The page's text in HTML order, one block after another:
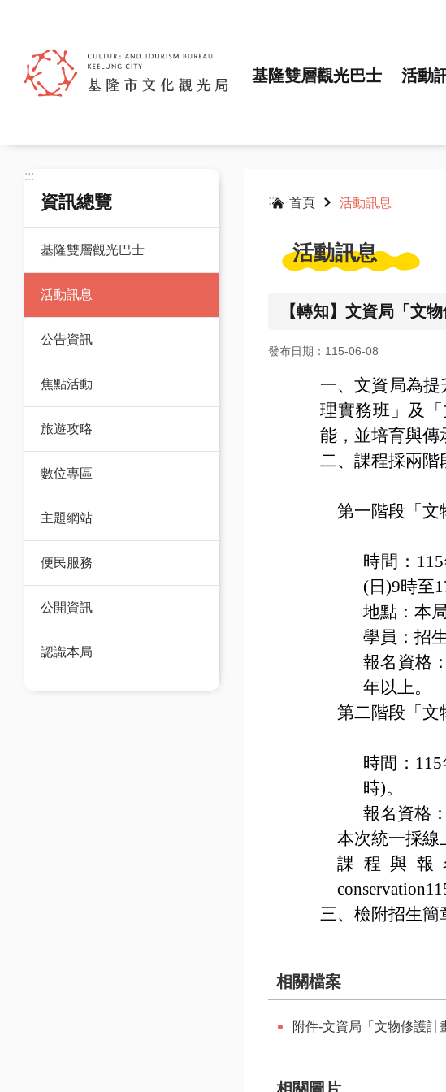
基隆雙層觀光巴士 活動
:::
資訊總覽
基隆雙層觀光巴士
活動訊息
公告資訊
焦點活動
旅遊攻略
數位專區
主題網站
便民服務
公開資訊
認識本局
::: 首頁 活動訊息
活動訊息
【轉知】文資局「文
發布日期：115-06-08
一、文資局為
理實務班」及
能，並培育與傳
二、課程採兩階
第一階段「文
時間：
(日)9時至
地點：本
學員：招
報名資格
年以上。
第二階段「文
時間：
時)。
報名資格
本次統一採線
課程與報
三、檢附招生簡
相關檔案
附件-文資局「文物修護